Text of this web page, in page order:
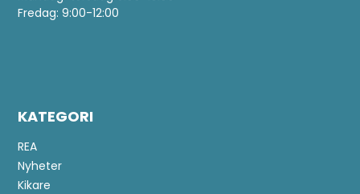
Fredag: 9:00-12:00
KATEGORI
REA
Nyheter
Kikare